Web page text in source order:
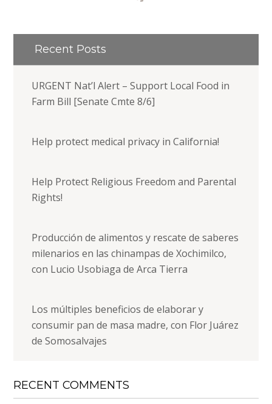
Recent Posts
URGENT Nat’l Alert – Support Local Food in
Farm Bill [Senate Cmte 8/6]
Help protect medical privacy in California!
Help Protect Religious Freedom and Parental
Rights!
Producción de alimentos y rescate de saberes
milenarios en las chinampas de Xochimilco,
con Lucio Usobiaga de Arca Tierra
Los múltiples beneficios de elaborar y
consumir pan de masa madre, con Flor Juárez
de Somosalvajes
RECENT COMMENTS